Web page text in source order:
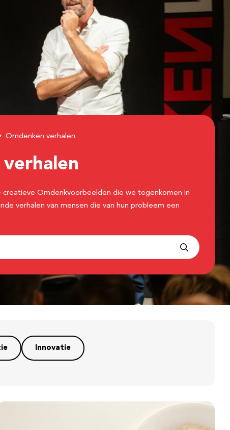
Omdenken verhalen
verhalen
creatieve Omdenkvoorbeelden die we tegenkomen in
verhalen van mensen die van hun probleem een
Innovatie